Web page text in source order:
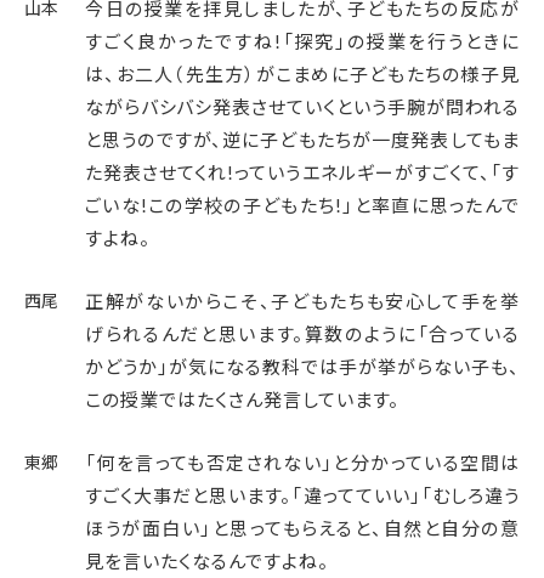
山本
今日の授業を拝見しましたが、子どもたちの反応が
すごく良かったですね!「探究」の授業を行うときに
は、お二人（先生方）がこまめに子どもたちの様子見
ながらバシバシ発表させていくという手腕が問われる
と思うのですが、逆に子どもたちが一度発表してもま
た発表させてくれ!っていうエネルギーがすごくて、「す
ごいな!この学校の子どもたち!」と率直に思ったんで
すよね。
西尾
正解がないからこそ、子どもたちも安心して手を挙
げられるんだと思います。算数のように「合っている
かどうか」が気になる教科では手が挙がらない子も、
この授業ではたくさん発言しています。
東郷
「何を言っても否定されない」と分かっている空間は
すごく大事だと思います。「違ってていい」「むしろ違う
ほうが面白い」と思ってもらえると、自然と自分の意
見を言いたくなるんですよね。